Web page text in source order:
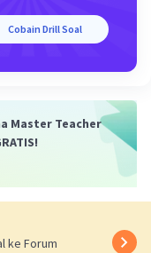
Cobain Drill Soal
Master Teacher
ke Forum